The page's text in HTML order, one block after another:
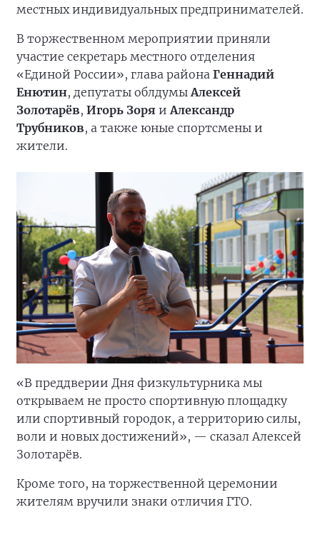
местных индивидуальных предпринимателей.
В торжественном мероприятии приняли
участие секретарь местного отделения
«Единой России», глава района Геннадий
Енютин, депутаты облдумыАлексей
Золотарёв, Игорь Зоря иАлександр
Трубников, а также юные спортсмены и
жители.
«В преддверии Дня физкультурника мы
открываем не просто спортивную площадку
или спортивный городок, а территорию силы,
воли и новых достижений», — сказал Алексей
Золотарёв.
Кроме того, на торжественной церемонии
жителям вручили знаки отличия ГТО.